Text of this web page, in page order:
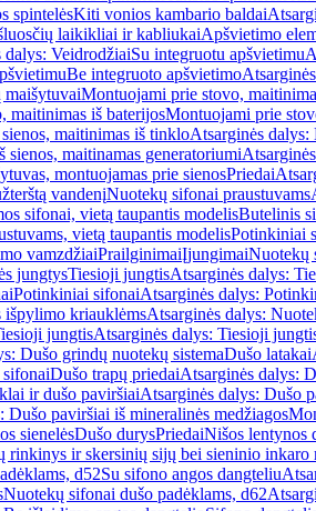
spintelėsKiti vonios kambario baldai
laikikliai ir kabliukaiApšvietimo
dalys: VeidrodžiaiSu integruotu apšvietimu
Be integruoto apšvietimo
maišytuvaiMontuojami prie stovo,
maitinimas iš baterijosMontuojami prie
maitinimas iš tinkloAtsarginės
sienos, maitinamas generatoriumi
montuojamas prie sienosPriedai
vandenįNuotekų sifonai praustuvams
sifonai, vietą taupantis modelisButelinis
vietą taupantis modelisPotinkiniai
vamzdžiaiPrailginimaiĮjungimaiNuotekų
jungtysTiesioji jungtisAtsarginės dalys:
Potinkiniai sifonaiAtsarginės dalys:
išpylimo kriauklėmsAtsarginės dalys:
jungtisAtsarginės dalys: Tiesioji
Dušo grindų nuotekų sistemaDušo latakai
Dušo trapų priedaiAtsarginės dalys:
ir dušo paviršiaiAtsarginės dalys: Dušo
Dušo paviršiai iš mineralinės medžiagos
sienelėsDušo durysPriedaiNišos lentynos
rinkinys ir skersinių sijų bei sieninio inkaro
d52Su sifono angos dangteliu
Nuotekų sifonai dušo padėklams, d62